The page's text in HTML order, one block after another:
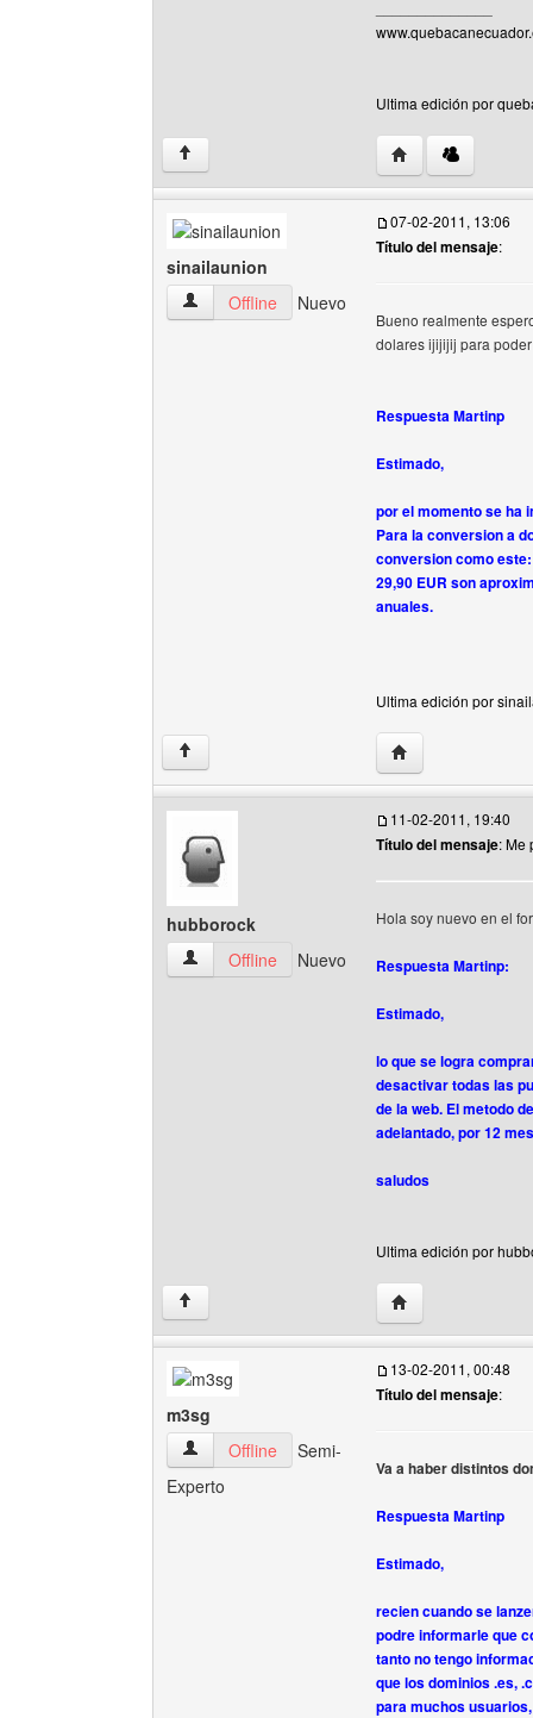
Ultima edición por
↑ Visitar sitio web
sinailaunion
sinailaunion Ver perfil del usuario
Offline Nuevo
07-02-2011, 13:06
Título del mensaje:
Bueno realmente
dolares ijijijij para
Respuesta Martinp
Estimado,
por el momento se ha
Para la conversion a
conversion como
29,90 EUR son
anuales.
Ultima edición por
↑ Visitar sitio web
hubborock
hubborock Ver perfil del usuario
Offline Nuevo
11-02-2011, 19:40
Título del mensaje: Me
Hola soy nuevo en el
Respuesta Martinp:
Estimado,
lo que se logra
desactivar todas las
de la web. El metodo
adelantado, por 12
saludos
Ultima edición por
↑ Visitar sitio web
m3sg
m3sg Ver perfil del usuario
Offline
Semi-
Experto
13-02-2011, 00:48
Título del mensaje:
Va a haber distintos
Respuesta Martinp
Estimado,
recien cuando se
podre informarle que
tanto no tengo
que los dominios .es,
para muchos